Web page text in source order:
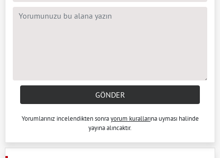
GÖNDER
Yorumlarınız incelendikten sonrayorum kurallarına uyması halinde
yayına alıncaktır.